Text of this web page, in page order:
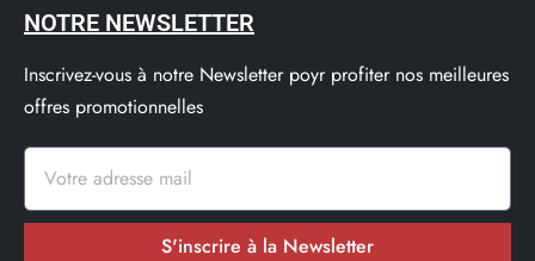
NOTRE NEWSLETTER
Inscrivez-vous à notre Newsletter poyr profiter nos meilleures
offres promotionnelles
S'inscrire à la Newsletter